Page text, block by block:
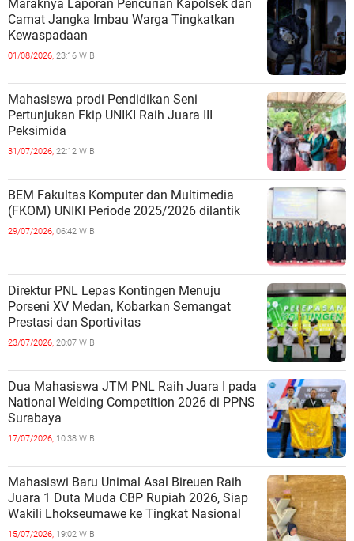
Maraknya Laporan Pencurian Kapolsek dan
Camat Jangka Imbau Warga Tingkatkan
Kewaspadaan
01/08/2026, 23:16 WIB
Mahasiswa prodi Pendidikan Seni
Pertunjukan Fkip UNIKI Raih Juara III
Peksimida
31/07/2026, 22:12 WIB
BEM Fakultas Komputer dan Multimedia
(FKOM) UNIKI Periode 2025/2026 dilantik
29/07/2026, 06:42 WIB
Direktur PNL Lepas Kontingen Menuju
Porseni XV Medan, Kobarkan Semangat
Prestasi dan Sportivitas
23/07/2026, 20:07 WIB
Dua Mahasiswa JTM PNL Raih Juara I pada
National Welding Competition 2026 di PPNS
Surabaya
17/07/2026, 10:38 WIB
Mahasiswi Baru Unimal Asal Bireuen Raih
Juara 1 Duta Muda CBP Rupiah 2026, Siap
Wakili Lhokseumawe ke Tingkat Nasional
15/07/2026, 19:02 WIB